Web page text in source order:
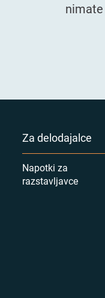
Za delodajalce
Napotki za
razstavljavce